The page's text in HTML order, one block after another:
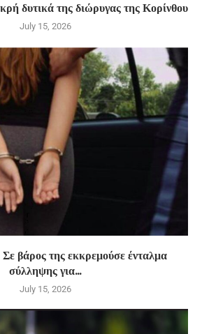
δυτικά της διώρυγας της Κορίνθου
July 15, 2026
βάρος της εκκρεμούσε ένταλμα
σύλληψης για...
July 15, 2026